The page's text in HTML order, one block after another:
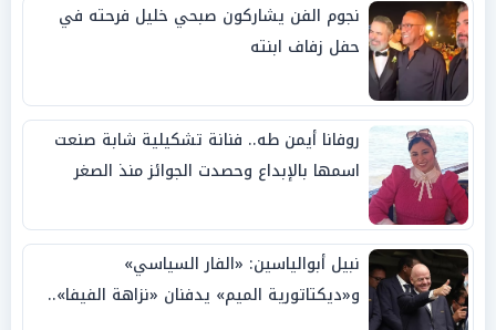
نجوم الفن يشاركون صبحي خليل فرحته في
حفل زفاف ابنته
روفانا أيمن طه.. فنانة تشكيلية شابة صنعت
اسمها بالإبداع وحصدت الجوائز منذ الصغر
نبيل أبوالياسين: «الفار السياسي»
و«ديكتاتورية الميم» يدفنان «نزاهة الفيفا»..